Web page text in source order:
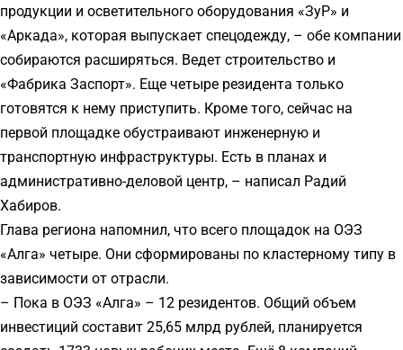
продукции и осветительного оборудования «ЗуР» и
«Аркада», которая выпускает спецодежду, – обе компании
собираются расширяться. Ведет строительство и
«Фабрика Заспорт». Еще четыре резидента только
готовятся к нему приступить. Кроме того, сейчас на
первой площадке обустраивают инженерную и
транспортную инфраструктуры. Есть в планах и
административно-деловой центр, – написал Радий
Хабиров.
Глава региона напомнил, что всего площадок на ОЭЗ
«Алга» четыре. Они сформированы по кластерному типу в
зависимости от отрасли.
– Пока в ОЭЗ «Алга» – 12 резидентов. Общий объем
инвестиций составит 25,65 млрд рублей, планируется